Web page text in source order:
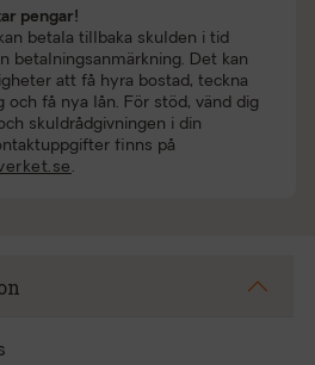
pengar!
betala tillbaka skulden i tid
betalningsanmärkning. Det kan
att få hyra bostad, teckna
och få nya lån. För stöd, vänd dig
skuldrådgivningen i din
finns på
.